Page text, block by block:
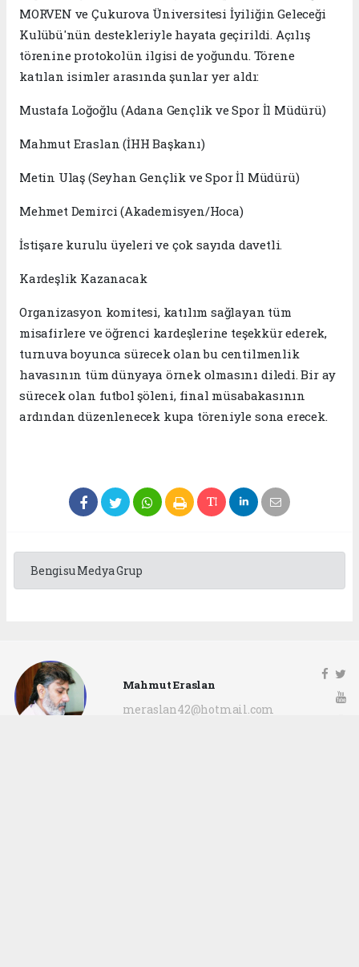
MORVEN ve Çukurova Üniversitesi İyiliğin Geleceği
Kulübü'nün destekleriyle hayata geçirildi. Açılış
törenine protokolün ilgisi de yoğundu. Törene
katılan isimler arasında şunlar yer aldı:
​Mustafa Loğoğlu (Adana Gençlik ve Spor İl Müdürü)
​Mahmut Eraslan (İHH Başkanı)
​Metin Ulaş (Seyhan Gençlik ve Spor İl Müdürü)
​Mehmet Demirci (Akademisyen/Hoca)
​İstişare kurulu üyeleri ve çok sayıda davetli.
​Kardeşlik Kazanacak
​Organizasyon komitesi, katılım sağlayan tüm
misafirlere ve öğrenci kardeşlerine teşekkür ederek,
turnuva boyunca sürecek olan bu centilmenlik
havasının tüm dünyaya örnek olmasını diledi. Bir ay
sürecek olan futbol şöleni, final müsabakasının
ardından düzenlenecek kupa töreniyle sona erecek.
Bengisu Medya Grup
Mahmut Eraslan
meraslan42@hotmail.com